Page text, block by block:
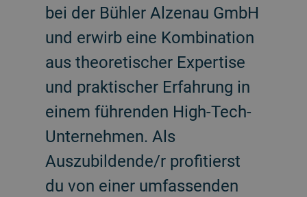
bei der Bühler Alzenau GmbH
und erwirb eine Kombination
aus theoretischer Expertise
und praktischer Erfahrung in
einem führenden High-Tech-
Unternehmen. Als
Auszubildende/r profitierst
du von einer umfassenden